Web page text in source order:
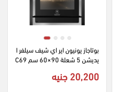
بوتاجاز يونيون اير اي شيف سيلفر ا
يديشن 5 شعلة 90×60 سم C69
20,200 جنيه